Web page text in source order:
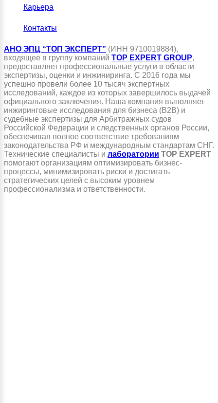
Карьера
Контакты
АНО ЭПЦ “ТОП ЭКСПЕРТ” (ИНН 9710019884),
входящее в группу компаний TOP EXPERT GROUP,
предоставляет профессиональные услуги в области
экспертизы, оценки и инжиниринга. С 2016 года мы
успешно провели более 10 тысяч экспертных
исследований, каждое из которых завершилось выдачей
официального заключения. Наша компания выполняет
инжиринговые исследования для бизнеса (B2B) и
судебные экспертизы для Арбитражных судов
Российской Федерации и следственных органов России,
обеспечивая полное соответствие требованиям
законодательства РФ и международным стандартам СНГ.
Технические специалисты и лаборатории TOP EXPERT
помогают организациям оптимизировать бизнес-
процессы, минимизировать риски и достигать
стратегических целей с высоким уровнем
профессионализма и ответственности.